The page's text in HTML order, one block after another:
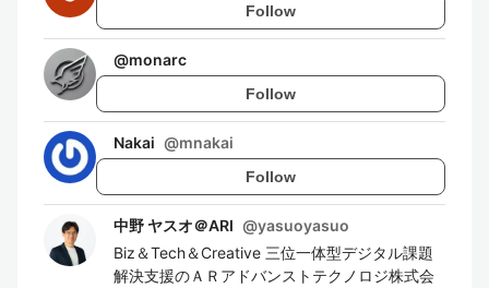
Follow
@monarc
Follow
Nakai @mnakai
Follow
中野 ヤスオ＠ARI @yasuoyasuo
Biz＆Tech＆Creative 三位一体型デジタル課題
解決支援のＡＲアドバンストテクノロジ株式会